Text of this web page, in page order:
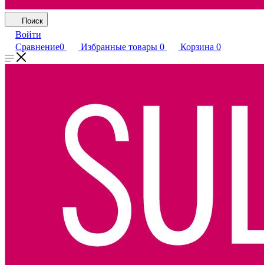
Поиск
Войти
Сравнение0 Избранные товары 0 Корзина 0